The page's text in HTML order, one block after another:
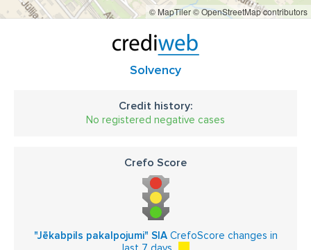
© MapTiler© OpenStreetMap contributors
Solvency
Credit history:
No registered negative cases
Crefo Score
"Jēkabpils pakalpojumi" SIACrefoScore changes in